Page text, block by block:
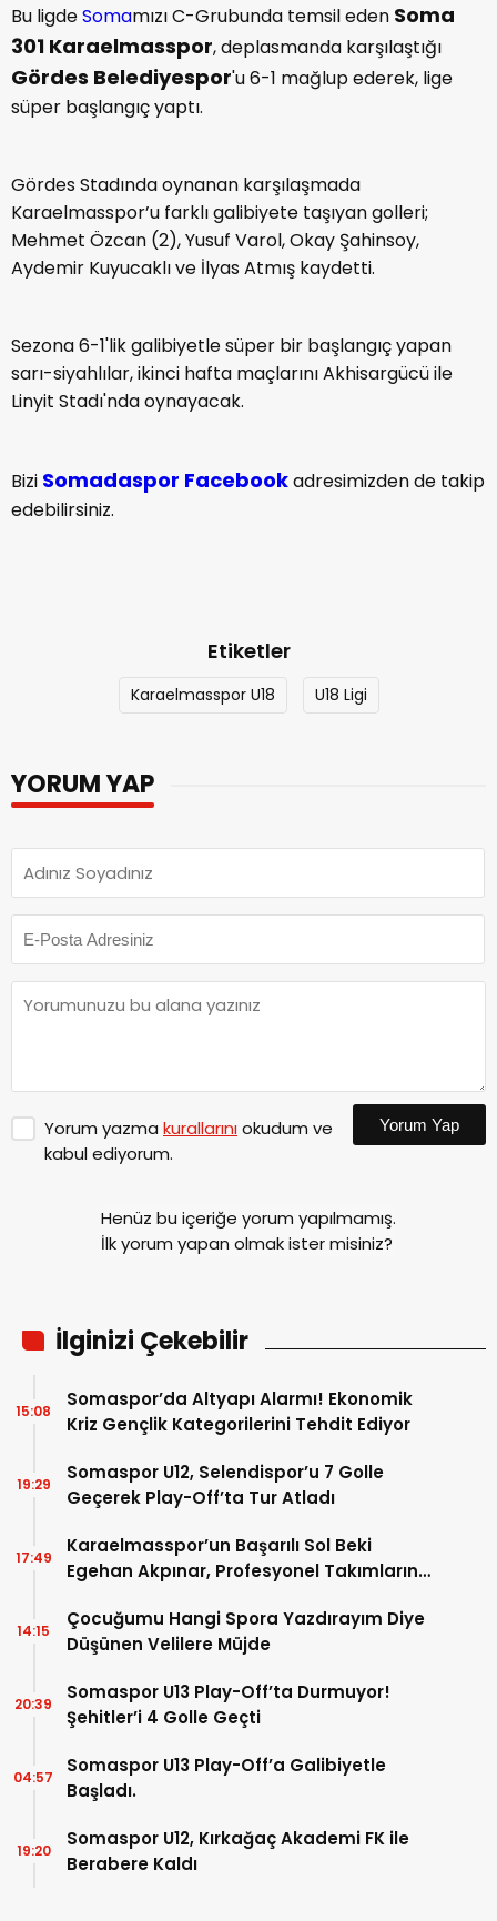
Bu ligdeSomamızı C-Grubunda temsil eden Soma
301 Karaelmasspor, deplasmanda karşılaştığı
Gördes Belediyespor'u 6-1 mağlup ederek, lige
süper başlangıç yaptı.
Gördes Stadında oynanan karşılaşmada
Karaelmasspor’u farklı galibiyete taşıyan golleri;
Mehmet Özcan (2), Yusuf Varol, Okay Şahinsoy,
Aydemir Kuyucaklı ve İlyas Atmış kaydetti.
Sezona 6-1'lik galibiyetle süper bir başlangıç yapan
sarı-siyahlılar, ikinci hafta maçlarını Akhisargücü ile
Linyit Stadı'nda oynayacak.
Bizi Somadaspor Facebookadresimizden de takip
edebilirsiniz.
Etiketler
Karaelmasspor U18 U18 Ligi
YORUM YAP
Yorum yazma kurallarınıokudum ve
kabul ediyorum.
Yorum Yap
Henüz bu içeriğe yorum yapılmamış.
İlk yorum yapan olmak ister misiniz?
İlginizi Çekebilir
Somaspor’da Altyapı Alarmı! Ekonomik
Kriz Gençlik Kategorilerini Tehdit Ediyor
15:08
Somaspor U12, Selendispor’u 7 Golle
Geçerek Play-Off’ta Tur Atladı
19:29
Karaelmasspor’un Başarılı Sol Beki
Egehan Akpınar, Profesyonel Takımların
17:49
Çocuğumu Hangi Spora Yazdırayım Diye
Düşünen Velilere Müjde
14:15
Somaspor U13 Play-Off’ta Durmuyor!
Şehitler’i 4 Golle Geçti
20:39
Somaspor U13 Play-Off’a Galibiyetle
Başladı.
04:57
Somaspor U12, Kırkağaç Akademi FK ile
Berabere Kaldı
19:20